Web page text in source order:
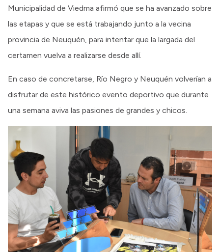
Municipalidad de Viedma afirmó que se ha avanzado sobre
las etapas y que se está trabajando junto a la vecina
provincia de Neuquén, para intentar que la largada del
certamen vuelva a realizarse desde allí.
En caso de concretarse, Río Negro y Neuquén volverían a
disfrutar de este histórico evento deportivo que durante
una semana aviva las pasiones de grandes y chicos.